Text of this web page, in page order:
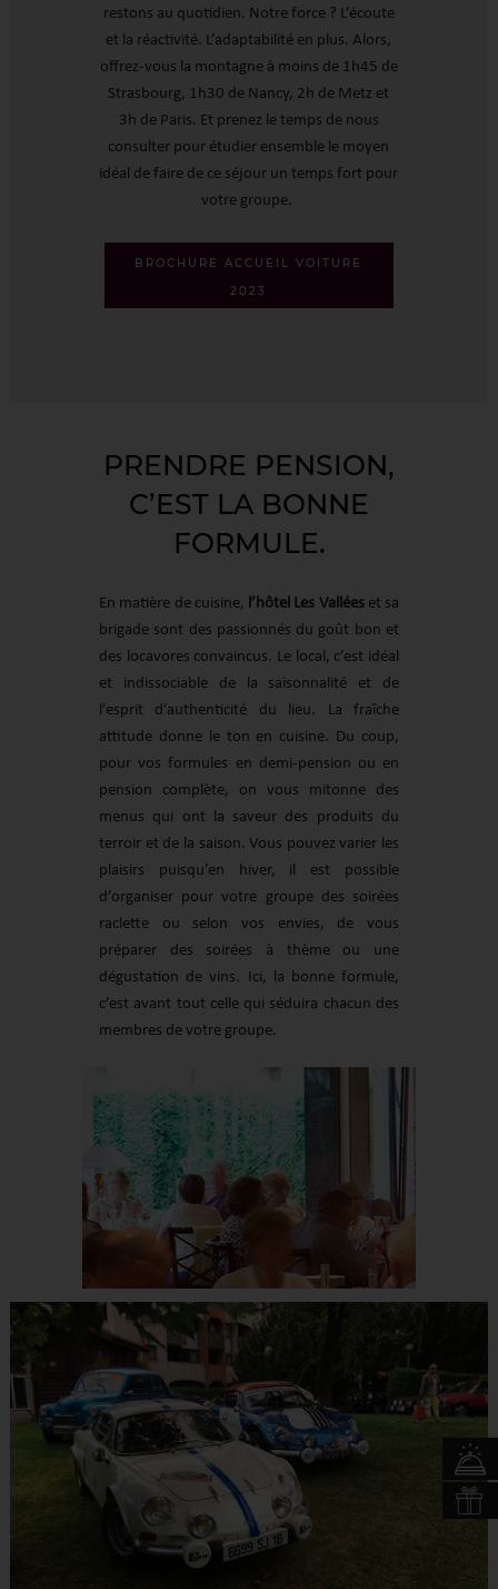
restons au quotidien. Notre force ? L’écoute
et la réactivité. L’adaptabilité en plus. Alors,
offrez-vous la montagne à moins de 1h45 de
Strasbourg, 1h30 de Nancy, 2h de Metz et
3h de Paris. Et prenez le temps de nous
consulter pour étudier ensemble le moyen
idéal de faire de ce séjour un temps fort pour
votre groupe.
BROCHURE ACCUEIL VOITURE
2023
PRENDRE PENSION,
C’EST LA BONNE
FORMULE.
En matière de cuisine, l’hôtel Les Valléeset sa
brigade sont des passionnés du goût bon et
des locavores convaincus. Le local, c’est idéal
et indissociable de la saisonnalité et de
l’esprit d’authenticité du lieu. La fraîche
attitude donne le ton en cuisine. Du coup,
pour vos formules en demi-pension ou en
pension complète, on vous mitonne des
menus qui ont la saveur des produits du
terroir et de la saison. Vous pouvez varier les
plaisirs puisqu’en hiver, il est possible
d’organiser pour votre groupe des soirées
raclette ou selon vos envies, de vous
préparer des soirées à thème ou une
dégustation de vins. Ici, la bonne formule,
c’est avant tout celle qui séduira chacun des
membres de votre groupe.